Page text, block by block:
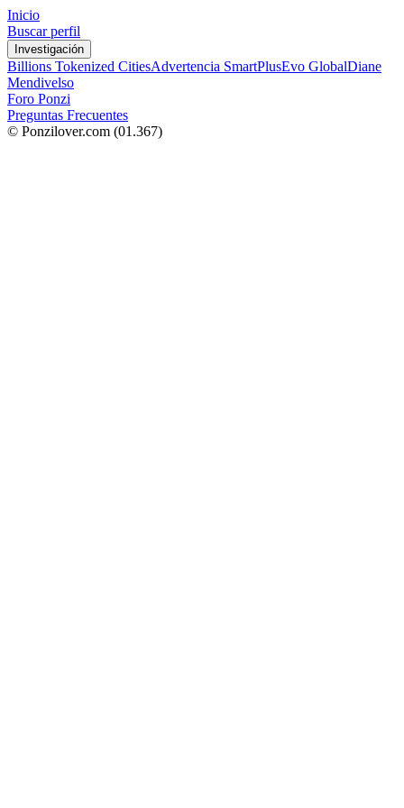
Inicio
Buscar perfil
Investigación
Billions Tokenized CitiesAdvertencia SmartPlusEvo GlobalDiane
Mendivelso
Foro Ponzi
Preguntas Frecuentes
© Ponzilover.com (01.367)